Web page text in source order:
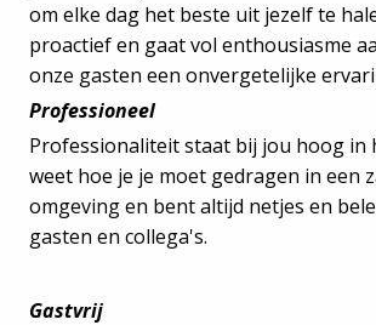
om elke dag het beste uit jezelf te
proactief en gaat vol enthousiasme
onze gasten een onvergetelijke
Professioneel
Professionaliteit staat bij jou hoog in
weet hoe je je moet gedragen in een
omgeving en bent altijd netjes en
gasten en collega's.
Gastvrij